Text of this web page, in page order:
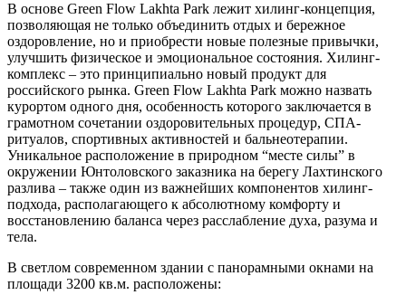
В основе Green Flow Lakhta Park лежит хилинг-концепция,
позволяющая не только объединить отдых и бережное
оздоровление, но и приобрести новые полезные привычки,
улучшить физическое и эмоциональное состояния. Хилинг-
комплекс – это принципиально новый продукт для
российского рынка. Green Flow Lakhta Park можно назвать
курортом одного дня, особенность которого заключается в
грамотном сочетании оздоровительных процедур, СПА-
ритуалов, спортивных активностей и бальнеотерапии.
Уникальное расположение в природном “месте силы” в
окружении Юнтоловского заказника на берегу Лахтинского
разлива – также один из важнейших компонентов хилинг-
подхода, располагающего к абсолютному комфорту и
восстановлению баланса через расслабление духа, разума и
тела.
В светлом современном здании с панорамными окнами на
площади 3200 кв.м. расположены: